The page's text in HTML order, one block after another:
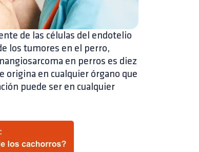
de las células del endotelio
los tumores en el perro,
en perros es diez
origina en cualquier órgano que
puede ser en cualquier